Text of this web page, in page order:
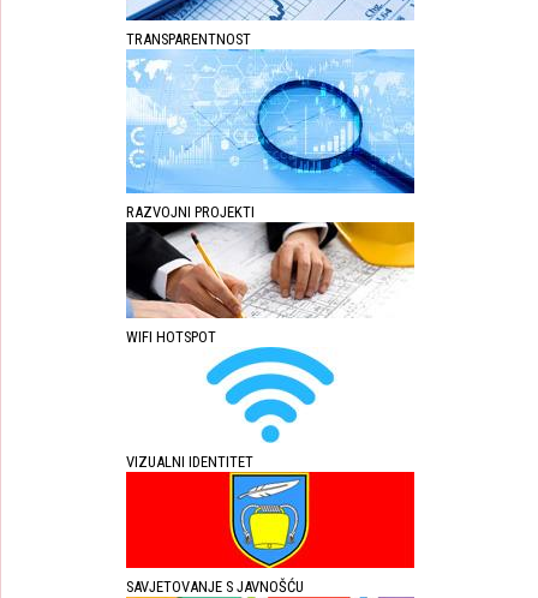
TRANSPARENTNOST
RAZVOJNI PROJEKTI
WIFI HOTSPOT
VIZUALNI IDENTITET
SAVJETOVANJE S JAVNOŠĆU